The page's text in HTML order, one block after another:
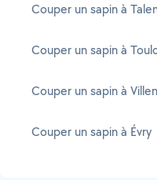
Couper un sapin à
Couper un sapin à
Couper un sapin à
Couper un sapin à Évry